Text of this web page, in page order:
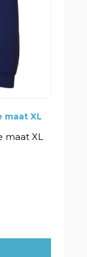
maat XL
maat XL